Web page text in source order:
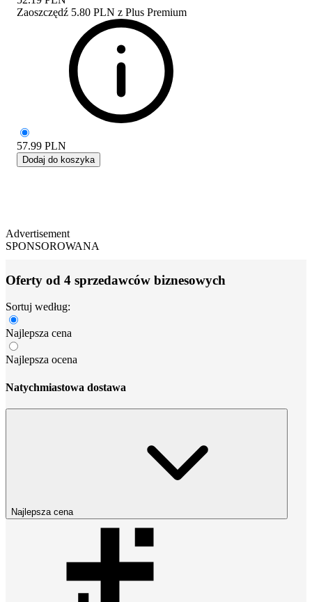
Zaoszczędź 5.80 PLN z Plus Premium
57.99 PLN
Dodaj do koszyka
Advertisement
SPONSOROWANA
Oferty od 4 sprzedawców biznesowych
Sortuj według:
Najlepsza cena
Najlepsza ocena
Natychmiastowa dostawa
Najlepsza cena